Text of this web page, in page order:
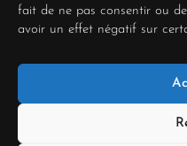
fait de ne pas consentir ou
avoir un effet négatif sur
nous
Exemple
Vous